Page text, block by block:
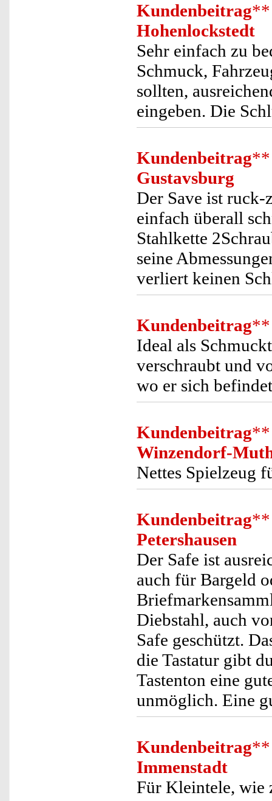
Kundenbeitrag**
Hohenlockstedt
Sehr einfach zu
Schmuck,
sollten,
eingeben. Die
Kundenbeitrag**
Gustavsburg
Der Save ist ruck-
einfach überall
Stahlkette
seine
verliert keinen
Kundenbeitrag**
Ideal als
verschraubt und
wo er sich
Kundenbeitrag**
Winzendorf-
Nettes Spielzeug
Kundenbeitrag**
Petershausen
Der Safe ist
auch für Bargeld
Diebstahl, auch
Safe geschützt.
die Tastatur gibt
Tastenton eine
unmöglich. Eine
Kundenbeitrag**
Immenstadt
Für Kleintele, wie